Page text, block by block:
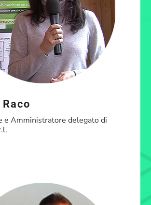
e Amministratore delegato di